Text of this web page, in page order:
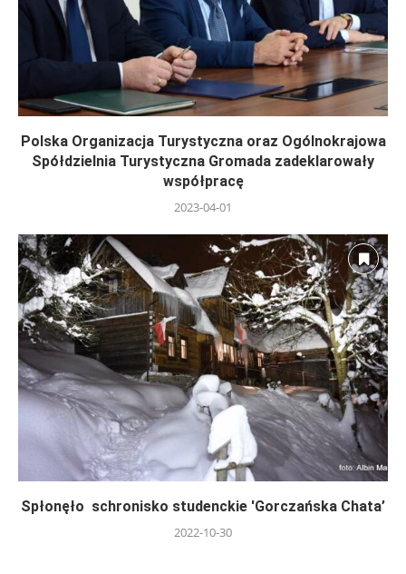
Polska Organizacja Turystyczna oraz Ogólnokrajowa
Spółdzielnia Turystyczna Gromada zadeklarowały
współpracę
2023-04-01
Spłonęło schronisko studenckie 'Gorczańska Chata’
2022-10-30